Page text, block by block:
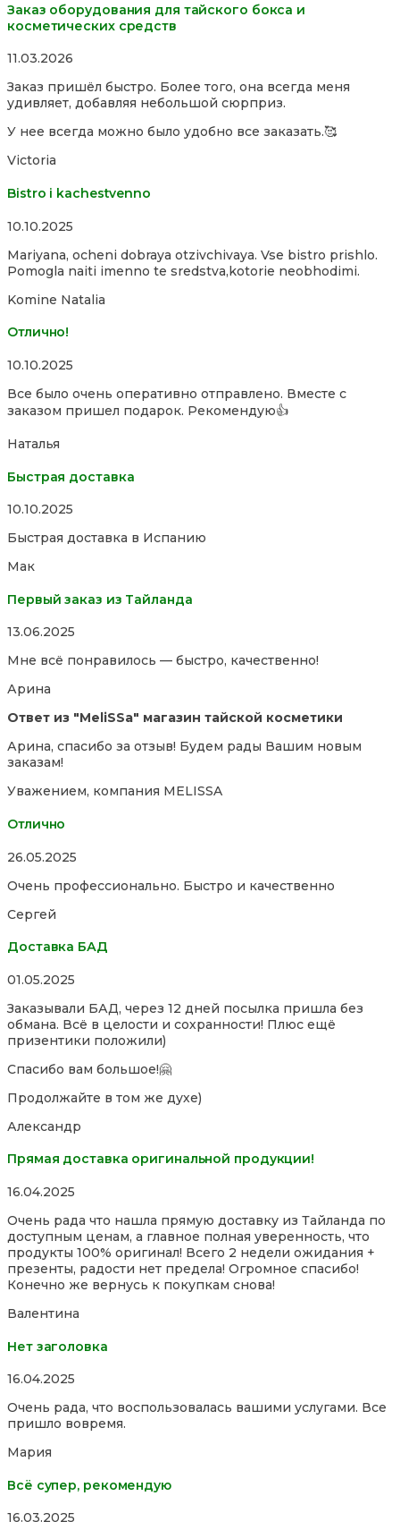
Заказ оборудования для тайского бокса и
косметических средств
Rated
out
of
11.03.2026
Заказ пришёл быстро. Более того, она всегда меня
удивляет, добавляя небольшой сюрприз.
У нее всегда можно было удобно все заказать.🥰
Victoria
Bistro i kachestvenno
Rated
out
of
10.10.2025
Mariyana, ocheni dobraya otzivchivaya. Vse bistro prishlo.
Pomogla naiti imenno te sredstva,kotorie neobhodimi.
Komine Natalia
Отлично!
Rated
out
of
10.10.2025
Все было очень оперативно отправлено. Вместе с
заказом пришел подарок. Рекомендую👍
Наталья
Быстрая доставка
Rated
out
5
10.10.2025
Быстрая доставка в Испанию
Мак
Первый заказ из Тайланда
Rated
out
5
13.06.2025
Мне всё понравилось — быстро, качественно!
Арина
Ответ из "MeliSSa" магазин тайской косметики
Арина, спасибо за отзыв! Будем рады Вашим новым
заказам!
Уважением, компания MELISSA
Отлично
Rated
out
5
26.05.2025
Очень профессионально. Быстро и качественно
Сергей
Доставка БАД
Rated
out
of
5
01.05.2025
Заказывали БАД, через 12 дней посылка пришла без
обмана. Всё в целости и сохранности! Плюс ещё
призентики положили)
Спасибо вам большое!🤗
Продолжайте в том же духе)
Александр
Прямая доставка оригинальной продукции!
Rated
out
of
5
16.04.2025
Очень рада что нашла прямую доставку из Тайланда по
доступным ценам, а главное полная уверенность, что
продукты 100% оригинал! Всего 2 недели ожидания +
презенты, радости нет предела! Огромное спасибо!
Конечно же вернусь к покупкам снова!
Валентина
Нет заголовка
Rated
out
of
16.04.2025
Очень рада, что воспользовалась вашими услугами. Все
пришло вовремя.
Мария
Всё супер, рекомендую
Rated
16.03.2025